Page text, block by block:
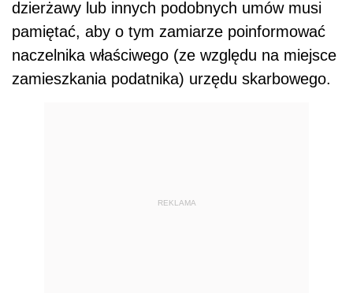
dzierżawy lub innych podobnych umów musi
pamiętać, aby o tym zamiarze poinformować
naczelnika właściwego (ze względu na miejsce
zamieszkania podatnika) urzędu skarbowego.
REKLAMA